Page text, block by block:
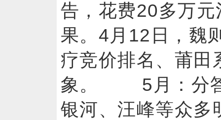
告，花费20多万
果。4月12日，魏
疗竞价排名、莆田
象。 5月：分
银河、汪峰等众多